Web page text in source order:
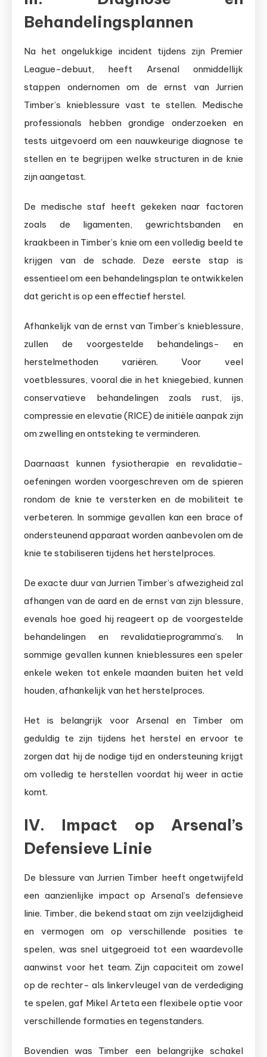
Behandelingsplannen
Na het ongelukkige incident tijdens zijn Premier
League-debuut, heeft Arsenal onmiddellijk
stappen ondernomen om de ernst van Jurrien
Timber’s knieblessure vast te stellen. Medische
professionals hebben grondige onderzoeken en
tests uitgevoerd om een nauwkeurige diagnose te
stellen en te begrijpen welke structuren in de knie
zijn aangetast.
De medische staf heeft gekeken naar factoren
zoals de ligamenten, gewrichtsbanden en
kraakbeen in Timber’s knie om een volledig beeld te
krijgen van de schade. Deze eerste stap is
essentieel om een behandelingsplan te ontwikkelen
dat gericht is op een effectief herstel.
Afhankelijk van de ernst van Timber’s knieblessure,
zullen de voorgestelde behandelings- en
herstelmethoden variëren. Voor veel
voetblessures, vooral die in het kniegebied, kunnen
conservatieve behandelingen zoals rust, ijs,
compressie en elevatie (RICE) de initiële aanpak zijn
om zwelling en ontsteking te verminderen.
Daarnaast kunnen fysiotherapie en revalidatie-
oefeningen worden voorgeschreven om de spieren
rondom de knie te versterken en de mobiliteit te
verbeteren. In sommige gevallen kan een brace of
ondersteunend apparaat worden aanbevolen om de
knie te stabiliseren tijdens het herstelproces.
De exacte duur van Jurrien Timber’s afwezigheid zal
afhangen van de aard en de ernst van zijn blessure,
evenals hoe goed hij reageert op de voorgestelde
behandelingen en revalidatieprogramma’s. In
sommige gevallen kunnen knieblessures een speler
enkele weken tot enkele maanden buiten het veld
houden, afhankelijk van het herstelproces.
Het is belangrijk voor Arsenal en Timber om
geduldig te zijn tijdens het herstel en ervoor te
zorgen dat hij de nodige tijd en ondersteuning krijgt
om volledig te herstellen voordat hij weer in actie
komt.
IV. Impact op Arsenal’s
Defensieve Linie
De blessure van Jurrien Timber heeft ongetwijfeld
een aanzienlijke impact op Arsenal’s defensieve
linie. Timber, die bekend staat om zijn veelzijdigheid
en vermogen om op verschillende posities te
spelen, was snel uitgegroeid tot een waardevolle
aanwinst voor het team. Zijn capaciteit om zowel
op de rechter- als linkervleugel van de verdediging
te spelen, gaf Mikel Arteta een flexibele optie voor
verschillende formaties en tegenstanders.
Bovendien was Timber een belangrijke schakel